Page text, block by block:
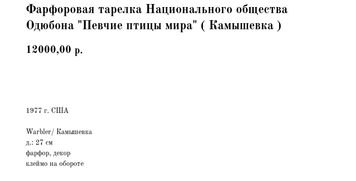
Фарфоровая тарелка Национального общества
Одюбона "Певчие птицы мира" ( Камышевка )
12000,00 р.
1977 г. США
Warbler/ Камышевка
д.: 27 см
фарфор, декор
клеймо на обороте